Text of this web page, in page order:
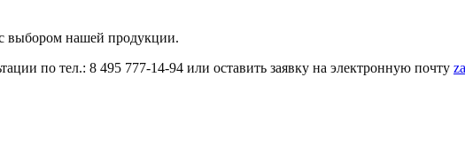
выбором нашей продукции.
по тел.: 8 495 777-14-94 или оставить заявку на электронную почту